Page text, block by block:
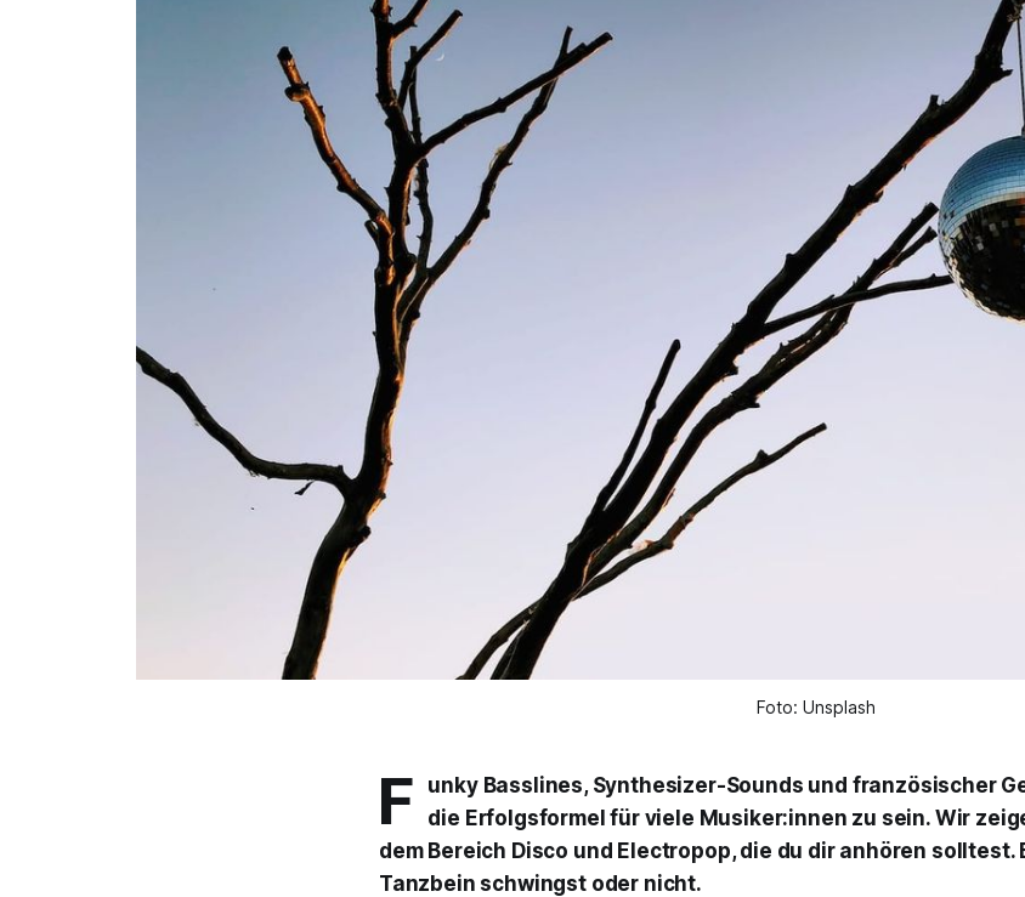
Foto: Unsplash
F
unky Basslines, Synthesizer-Sounds und französischer
die Erfolgsformel für viele Musiker:innen zu sein. Wir
dem Bereich Disco und Electropop, die du dir anhören solltest.
Tanzbein schwingst oder nicht.